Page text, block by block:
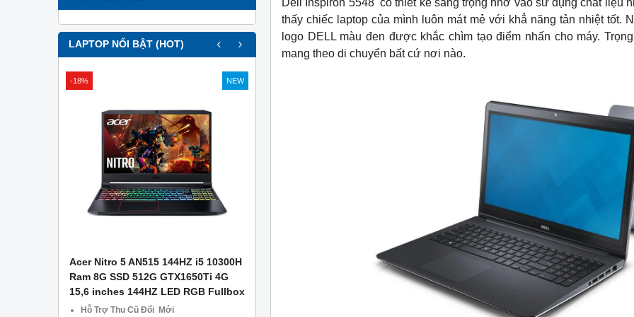
LAPTOP NỔI BẬT (HOT)
-18% NEW
Acer Nitro 5 AN515 144HZ i5 10300H
Ram 8G SSD 512G GTX1650Ti 4G
15,6 inches 144HZ LED RGB Fullbox
Hỗ Trợ Thu Cũ Đổi Mới
Asus Gaming TUF FX506 i5 10300H
– Ram 8GB – SSD 512GB – GTX
Asus VivoBook X415EA-EB638T
Core i3 1115G4/ Ram 4GB/
SSD512GB/ Màn Hình 14 FHD/Win10
Hỗ Trợ Thu Cũ Đổi Mới
‹ ›
thấy chiếc laptop của mình luôn mát mẻ với khẳ năng tản nhiệt tốt.
logo DELL màu đen được khắc chìm tạo điểm nhấn cho máy.
mang theo di chuyển bất cứ nơi nào.